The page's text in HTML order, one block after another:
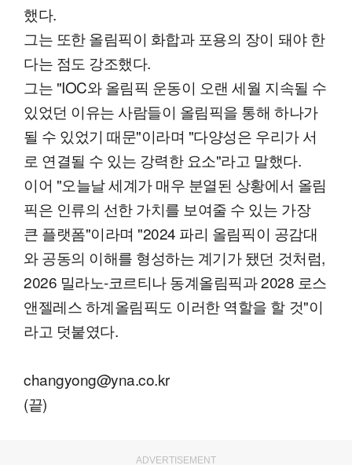
했다.
그는 또한 올림픽이 화합과 포용의 장이 돼야 한
다는 점도 강조했다.
그는 "IOC와 올림픽 운동이 오랜 세월 지속될 수
있었던 이유는 사람들이 올림픽을 통해 하나가
될 수 있었기 때문"이라며 "다양성은 우리가 서
로 연결될 수 있는 강력한 요소"라고 말했다.
이어 "오늘날 세계가 매우 분열된 상황에서 올림
픽은 인류의 선한 가치를 보여줄 수 있는 가장
큰 플랫폼"이라며 "2024 파리 올림픽이 공감대
와 공동의 이해를 형성하는 계기가 됐던 것처럼,
2026 밀라노-코르티나 동계올림픽과 2028 로스
앤젤레스 하계올림픽도 이러한 역할을 할 것"이
라고 덧붙였다.
changyong@yna.co.kr
(끝)
ADVERTISEMENT